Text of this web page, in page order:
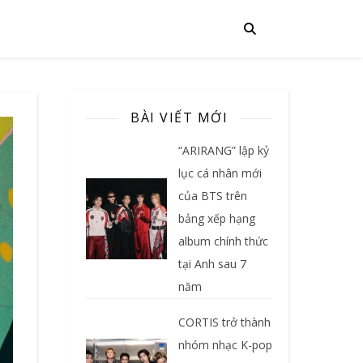
BÀI VIẾT MỚI
“ARIRANG” lập kỷ
lục cá nhân mới
của BTS trên
bảng xếp hạng
album chính thức
tại Anh sau 7
năm
CORTIS trở thành
nhóm nhạc K-pop